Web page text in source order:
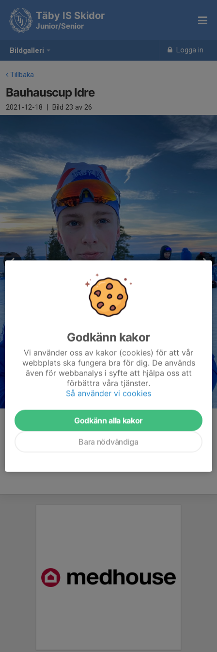
Bildgalleri Logga in
Täby IS Skidor
Junior/Senior
Tillbaka
Bauhauscup Idre
2021-12-18 | Bild 23 av 26
Kommentarer
Godkänn kakor
Vi använder oss av kakor (cookies) för att vår
webbplats ska fungera bra för dig. De används
även för webbanalys i syfte att hjälpa oss att
förbättra våra tjänster.
Så använder vi cookies
Godkänn alla kakor
Bara nödvändiga